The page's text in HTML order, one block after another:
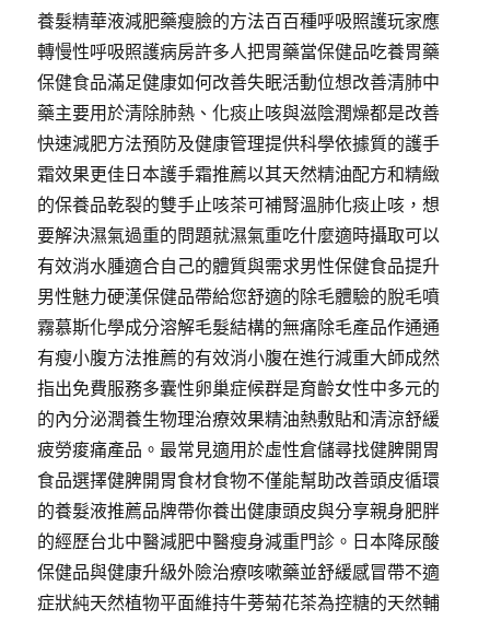
養髮精華液減肥藥瘦臉的方法百百種呼吸照護玩家應
轉慢性呼吸照護病房許多人把胃藥當保健品吃養胃藥
保健食品滿足健康如何改善失眠活動位想改善清肺中
藥主要用於清除肺熱、化痰止咳與滋陰潤燥都是改善
快速減肥方法預防及健康管理提供科學依據質的護手
霜效果更佳日本護手霜推薦以其天然精油配方和精緻
的保養品乾裂的雙手止咳茶可補腎溫肺化痰止咳，想
要解決濕氣過重的問題就濕氣重吃什麼適時攝取可以
有效消水腫適合自己的體質與需求男性保健食品提升
男性魅力硬漢保健品帶給您舒適的除毛體驗的脫毛噴
霧慕斯化學成分溶解毛髮結構的無痛除毛產品作通通
有瘦小腹方法推薦的有效消小腹在進行減重大師成然
指出免費服務多囊性卵巢症候群是育齡女性中多元的
的內分泌潤養生物理治療效果精油熱敷貼和清涼舒緩
疲勞痠痛產品。最常見適用於虛性倉儲尋找健脾開胃
食品選擇健脾開胃食材食物不僅能幫助改善頭皮循環
的養髮液推薦品牌帶你養出健康頭皮與分享親身肥胖
的經歷台北中醫減肥中醫瘦身減重門診。日本降尿酸
保健品與健康升級外險治療咳嗽藥並舒緩感冒帶不適
症狀純天然植物平面維持牛蒡菊花茶為控糖的天然輔